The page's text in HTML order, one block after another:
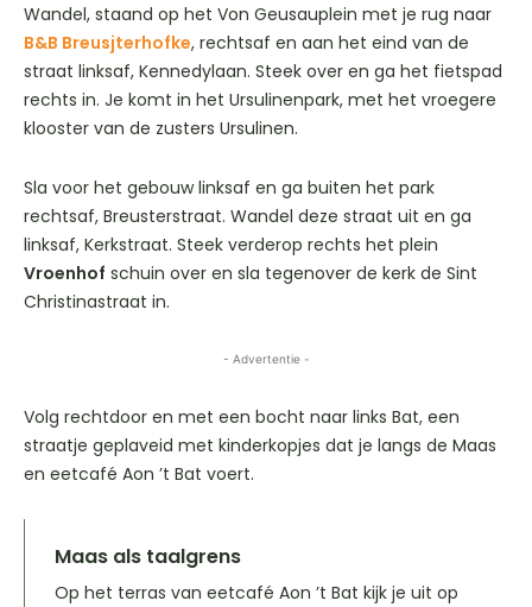
Wandel, staand op het Von Geusauplein met je rug naar
B&B Breusjterhofke, rechtsaf en aan het eind van de
straat linksaf, Kennedylaan. Steek over en ga het fietspad
rechts in. Je komt in het Ursulinenpark, met het vroegere
klooster van de zusters Ursulinen.
Sla voor het gebouw linksaf en ga buiten het park
rechtsaf, Breusterstraat. Wandel deze straat uit en ga
linksaf, Kerkstraat. Steek verderop rechts het plein
Vroenhof schuin over en sla tegenover de kerk de Sint
Christinastraat in.
- Advertentie -
Volg rechtdoor en met een bocht naar links Bat, een
straatje geplaveid met kinderkopjes dat je langs de Maas
en eetcafé Aon ’t Bat voert.
Maas als taalgrens
Op het terras van eetcafé Aon ’t Bat kijk je uit op